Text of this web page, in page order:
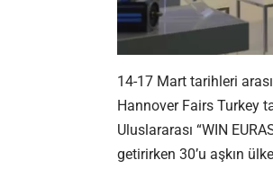
14-17 Mart tarihleri
Hannover Fairs Turkey
Uluslararası “WIN
getirirken 30’u aşkın